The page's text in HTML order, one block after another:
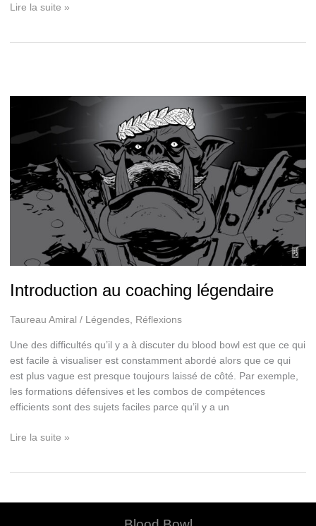
Sécurité
Lire la suite »
Introduction au coaching légendaire
Taureau Amiral / Légendes, Réflexions
Une des difficultés qu’il y a à discuter du blood bowl est que ce qui
est facile à visualiser est constamment abordé alors que ce qui
est plus vague est presque toujours laissé de côté. Par exemple,
les formations défensives et les combos de compétences
efficients sont des sujets faciles parce qu’il y a un
Introduction
Lire la suite »